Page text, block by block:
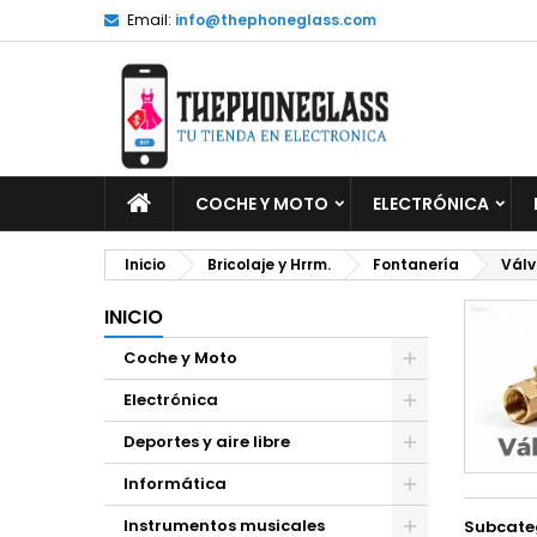
Email: info@thephoneglass.com
INICIOCOCHE Y MOTO ELECTRÓNICA
Inicio Bricolaje y Hrrm. Fontanería
INICIO
Coche y Moto
Electrónica
Deportes y aire libre
Informática
Instrumentos musicales